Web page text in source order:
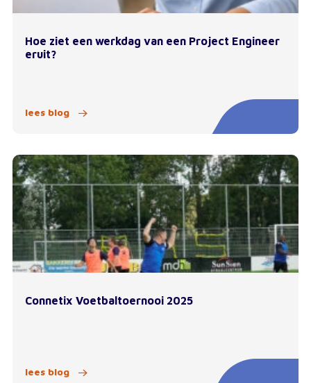
Hoe ziet een werkdag van een Project Engineer
eruit?
lees blog
Connetix Voetbaltoernooi 2025
lees blog